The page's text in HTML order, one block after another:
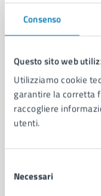
Consenso
Questo sito web
Utilizziamo cookie
garantire la corretta
raccogliere
utenti.
delNecessari
Comune di
AMMINISTRAZIONE
Aree amministrative
Organi di governo
Municipalità
Personale